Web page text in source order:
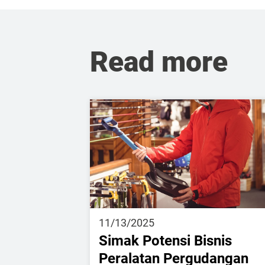
Read more
11/13/2025
Simak Potensi Bisnis
Peralatan Pergudangan